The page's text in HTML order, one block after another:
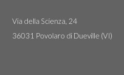
Via della Scienza, 24
36031 Povolaro di Dueville (VI)